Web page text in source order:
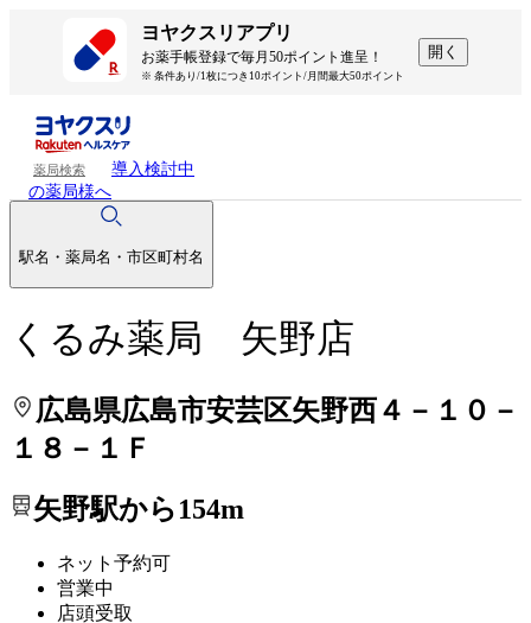
ヨヤクスリアプリ
お薬手帳登録で毎月50ポイント進呈！
※ 条件あり/1枚につき10ポイント/月間最大50ポイント
開く
薬局検索
導入検討中
の薬局様へ
駅名・薬局名・市区町村名
くるみ薬局 矢野店
広島県広島市安芸区矢野西４－１０－
１８－１Ｆ
矢野駅から154m
ネット予約可
営業中
店頭受取
処方せんを送って待ち時間を短く！
処方せんを送って待ち時間を短く！